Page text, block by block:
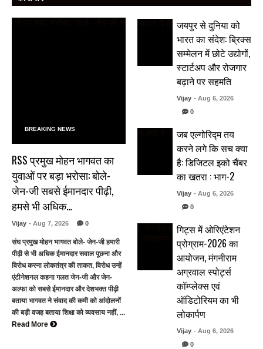
BREAKING NEWS
RSS प्रमुख मोहन भागवत का
युवाओं पर बड़ा भरोसा: बोले-
जेन-जी सबसे ईमानदार पीढ़ी,
हमसे भी अधिक…
Vijay - Aug 7, 2026 0
संघ प्रमुख मोहन भागवत बोले- जेन-जी हमारी
पीढ़ी से भी अधिक ईमानदार सवाल पूछना और
विरोध करना लोकतंत्र की ताकत, विरोध उन्हें
एंटीनेशनल कहना गलत जेन-जी और जेन-
अल्फा को सबसे ईमानदार और देशभक्त पीढ़ी
बताया भागवत ने संवाद की कमी को आंदोलनों
की बड़ी वजह बताया शिक्षा को व्यवसाय नहीं, ...
Read More
जयपुर से दुनिया को
भारत का संदेश: ब्रिक्स
सम्मेलन में छोटे उद्योगों,
स्टार्टअप और रोजगार
बढ़ाने पर सहमति
Vijay - Aug 6, 2026
0
जब एल्गोरिद्म तय
करने लगे कि सच क्या
है: डिजिटल इको चैंबर
का खतरा : भाग-2
Vijay - Aug 6, 2026
0
गिट्स में ओरिएंटेशन
प्रोग्राम-2026 का
आयोजन, मंगनीराम
अग्रवाल स्पोर्ट्स
कॉम्प्लेक्स एवं
ऑडिटोरियम का भी
लोकार्पण
Vijay - Aug 6, 2026
0